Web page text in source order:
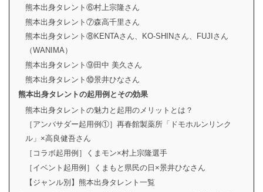
熊本出身タレント⑥村上宗隆さん
熊本出身タレント⑦森高千里さん
熊本出身タレント⑧KENTAさん、KO-SHINさん、FUJIさん
（WANIMA）
熊本出身タレント⑨田中 美久さん
熊本出身タレント⑩景井ひなさん
熊本出身タレントの起用例とその効果
熊本出身タレントの魅力と起用のメリットとは？
［アンバサダー起用例①］再春館製薬所「ドモホルンリンク
ル」×高良健吾さん
［コラボ起用例］くまモン×村上宗隆選手
［イベント起用例］くまもと県民の日×景井ひなさん
【ジャンル別】熊本出身タレント一覧